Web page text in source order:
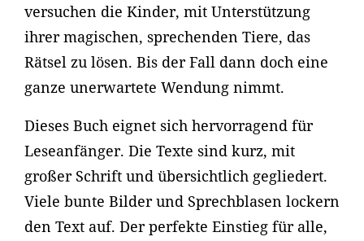
versuchen die Kinder, mit Unterstützung
ihrer magischen, sprechenden Tiere, das
Rätsel zu lösen. Bis der Fall dann doch eine
ganze unerwartete Wendung nimmt.
Dieses Buch eignet sich hervorragend für
Leseanfänger. Die Texte sind kurz, mit
großer Schrift und übersichtlich gegliedert.
Viele bunte Bilder und Sprechblasen lockern
den Text auf. Der perfekte Einstieg für alle,